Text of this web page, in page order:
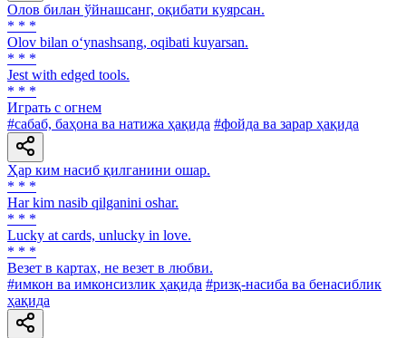
Олов билан ўйнашсанг, оқибати куярсан.
* * *
Olov bilan o‘ynashsang, oqibati kuyarsan.
* * *
Jest with edged tools.
* * *
Играть с огнем
#сабаб, баҳона ва натижа ҳақида #фойда ва зарар ҳақида
Ҳар ким насиб қилганини ошар.
* * *
Har kim nasib qilganini oshar.
* * *
Lucky at cards, unlucky in love.
* * *
Везет в картах, не везет в любви.
#имкон ва имконсизлик ҳақида #ризқ-насиба ва бенасиблик
ҳақида